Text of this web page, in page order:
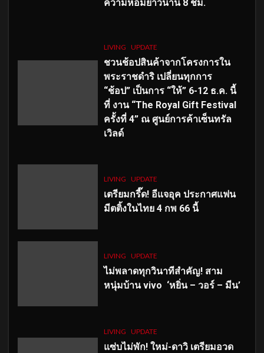
ความหอมยาวนาน 8 ชม.
LIVING UPDATE
ชวนช้อปสินค้าจากโครงการใน
พระราชดำริ เปลี่ยนทุกการ
“ช้อป” เป็นการ “ให้” 6-12 ธ.ค. นี้
ที่ งาน “The Royal Gift Festival
ครั้งที่ 4” ณ ศูนย์การค้าเซ็นทรัล
เวิลด์
LIVING UPDATE
เตรียมกรี๊ด! อีแจอุค ประกาศแฟน
มีตติ้งในไทย 4 กพ 66 นี้
LIVING UPDATE
ไม่พลาดทุกวินาทีสำคัญ! สาม
หนุ่มบ้าน vivo ‘หยิ่น – วอร์ – มีน’
LIVING UPDATE
แซ่บไม่พัก! ใหม่-ดาวิ เตรียมอวด